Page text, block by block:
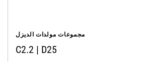
مجموعات مولدات الديزل
C2.2 ‏| D25